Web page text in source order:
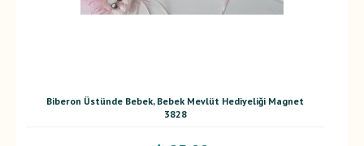
Biberon Üstünde Bebek, Bebek Mevlüt Hediyeliği Magnet
3828